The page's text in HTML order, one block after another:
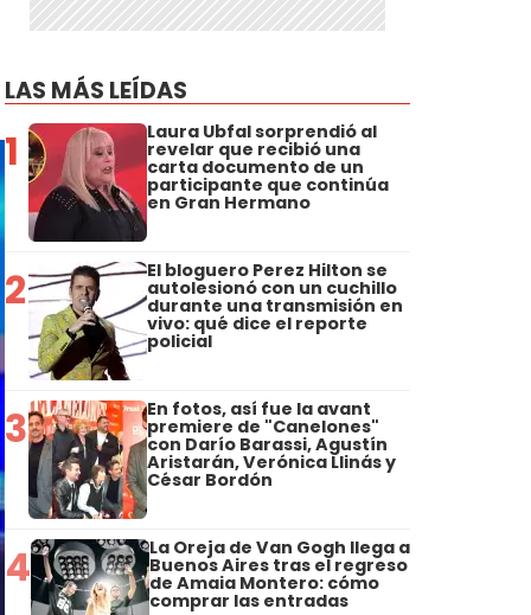
LAS MÁS LEÍDAS
1 Laura Ubfal sorprendió al
revelar que recibió una
carta documento de un
participante que continúa
en Gran Hermano
2 El bloguero Perez Hilton se
autolesionó con un cuchillo
durante una transmisión en
vivo: qué dice el reporte
policial
3 En fotos, así fue la avant
premiere de "Canelones"
con Darío Barassi, Agustín
Aristarán, Verónica Llinás y
César Bordón
4 La Oreja de Van Gogh llega a
Buenos Aires tras el regreso
de Amaia Montero: cómo
comprar las entradas